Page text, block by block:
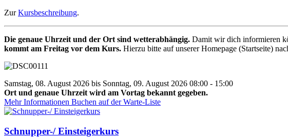
ZurKursbeschreibung.
Die genaue Uhrzeit und der Ort sind wetterabhängig. Damit wir dich informieren
kommt am Freitag vor dem Kurs. Hierzu bitte auf unserer Homepage (Startseite)
Samstag, 08. August 2026 bis Sonntag, 09. August 2026 08:00 - 15:00
Ort und genaue Uhrzeit wird am Vortag bekannt gegeben.
Mehr Informationen Buchen auf der Warte-Liste
Schnupper-/ Einsteigerkurs